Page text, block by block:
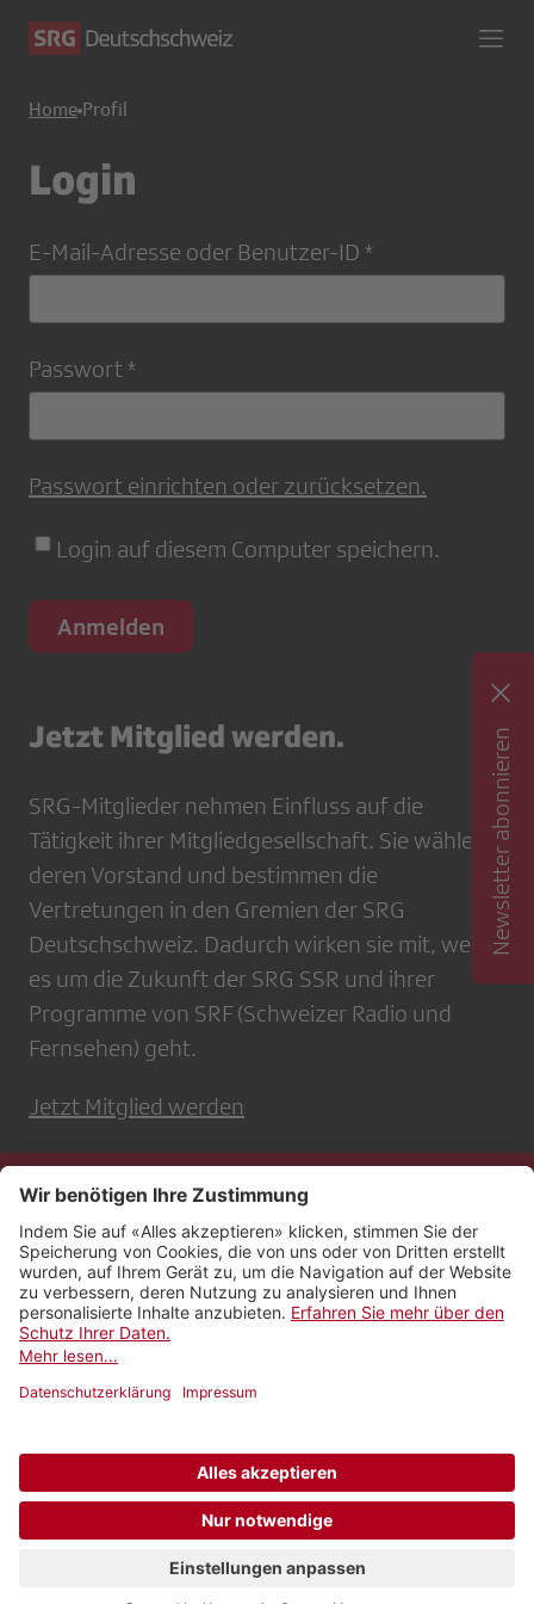
Home Profil
Login
E-Mail-Adresse oder Benutzer-ID
Passwort
Passwort einrichten oder zurücksetzen.
Login auf diesem Computer speichern.
Jetzt Mitglied werden.
SRG-Mitglieder nehmen Einfluss auf die
Tätigkeit ihrer Mitgliedgesellschaft. Sie wählen
deren Vorstand und bestimmen die
Vertretungen in den Gremien der SRG
Deutschschweiz. Dadurch wirken sie mit, wenn
es um die Zukunft der SRG SSR und ihrer
Programme von SRF (Schweizer Radio und
Fernsehen) geht.
Jetzt Mitglied werden
Newsletter abonnieren
Kontakt
Impressum
Rechtliches
Netiquette
Newsletter abonnieren